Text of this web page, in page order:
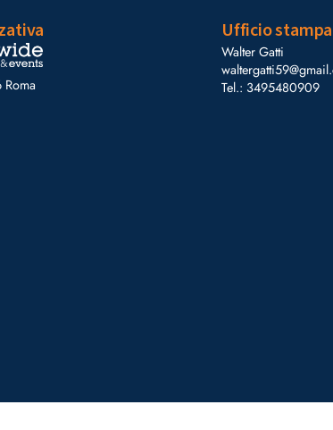
Ufficio
Walter Gatti
Tel.: 3495480909